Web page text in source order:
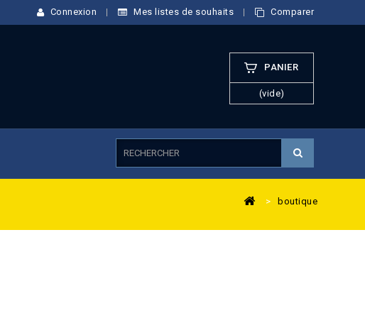
Connexion Mes listes de souhaits Comparer
PANIER
(vide)
> boutique